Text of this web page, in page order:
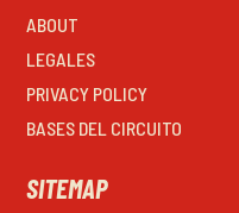
ABOUT
LEGALES
PRIVACY POLICY
BASES DEL CIRCUITO
SITEMAP